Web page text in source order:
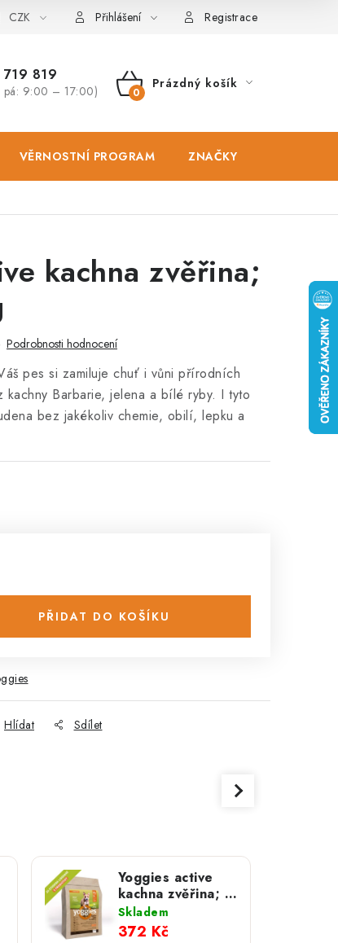
údajů Zásady použivání souboru cookies
CZK Přihlášení Registrace
719 819
pá: 9:00 – 17:00)
NÁKUPNÍ
Prázdný košík
VĚRNOSTNÍ PROGRAM ZNAČKY
kachna zvěřina;
Podrobnosti hodnocení
pes si zamiluje chuť i vůni přírodních
kachny Barbarie, jelena a bílé ryby. I tyto
bez jakékoliv chemie, obilí, lepku a
PŘIDAT DO KOŠÍKU
Hlídat Sdílet
Yoggies active
kachna zvěřina; 2
kg
Skladem
372 Kč